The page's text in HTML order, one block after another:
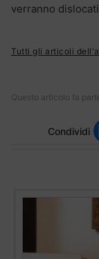
verranno
Tutti gli articoli
Questo articolo fa
Condividi